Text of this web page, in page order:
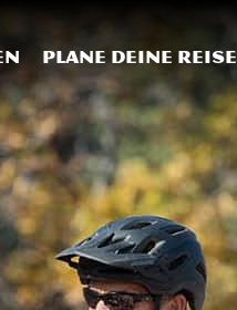
Plane deine Reise